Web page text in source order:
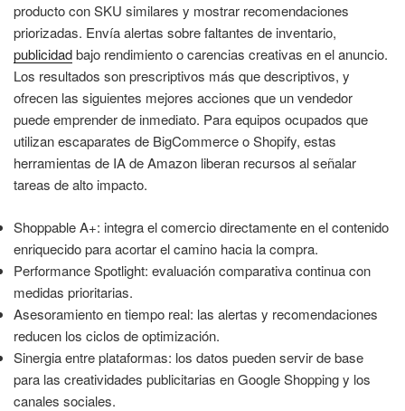
producto con SKU similares y mostrar recomendaciones
priorizadas. Envía alertas sobre faltantes de inventario,
publicidadbajo rendimiento o carencias creativas en el anuncio.
Los resultados son prescriptivos más que descriptivos, y
ofrecen las siguientes mejores acciones que un vendedor
puede emprender de inmediato. Para equipos ocupados que
utilizan escaparates de BigCommerce o Shopify, estas
herramientas de IA de Amazon liberan recursos al señalar
tareas de alto impacto.
Shoppable A+: integra el comercio directamente en el contenido
enriquecido para acortar el camino hacia la compra.
Performance Spotlight: evaluación comparativa continua con
medidas prioritarias.
Asesoramiento en tiempo real: las alertas y recomendaciones
reducen los ciclos de optimización.
Sinergia entre plataformas: los datos pueden servir de base
para las creatividades publicitarias en Google Shopping y los
canales sociales.